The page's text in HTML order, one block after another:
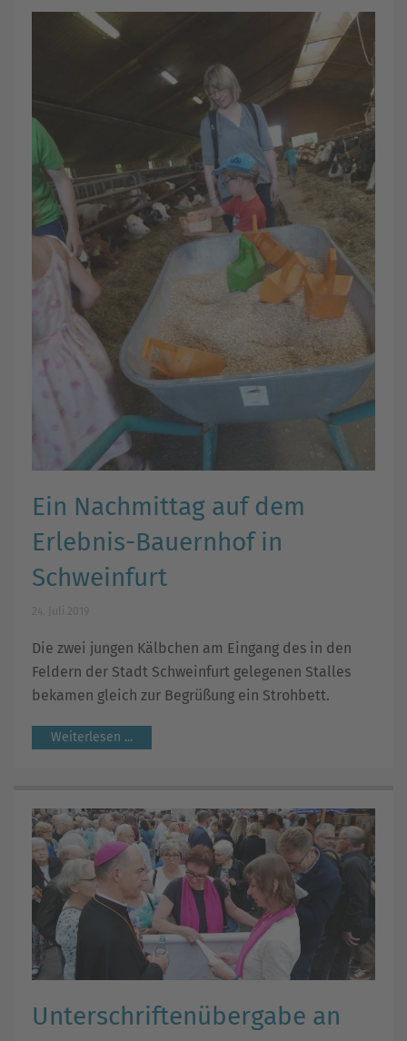
Ein Nachmittag auf dem
Erlebnis-Bauernhof in
Schweinfurt
Die zwei jungen Kälbchen am Eingang des in den
Feldern der Stadt Schweinfurt gelegenen Stalles
bekamen gleich zur Begrüßung ein Strohbett.
Weiterlesen ...
Unterschriftenübergabe an